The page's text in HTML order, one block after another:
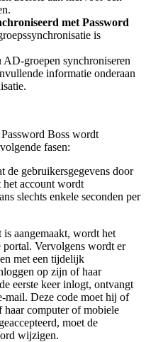
.
met Password
is
AD-groepen synchroniseren
informatie onderaan
.
Password Boss wordt
volgende fasen:
de gebruikersgegevens door
het account wordt
slechts enkele seconden per
is aangemaakt, wordt het
portal. Vervolgens wordt er
met een tijdelijk
op zijn of haar
de eerste keer inlogt, ontvangt
-mail. Deze code moet hij of
haar computer of mobiele
geaccepteerd, moet de
wijzigen.